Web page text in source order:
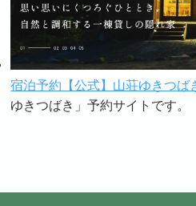
宿泊予約【公式】山荘ゆきつば
ゆきつばき」予約サイトです。